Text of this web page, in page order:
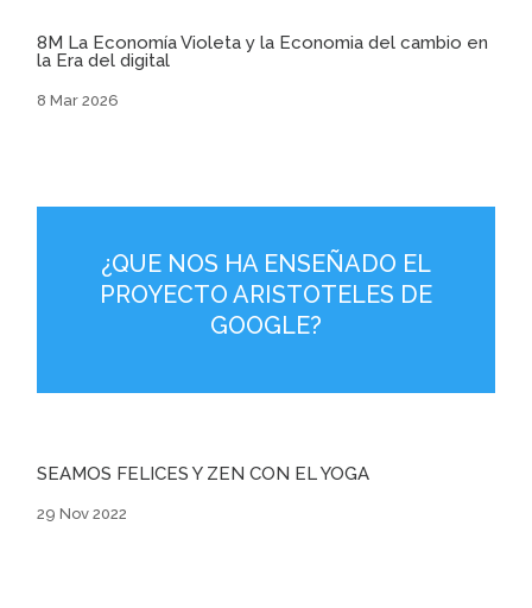
8M La Economía Violeta y la Economia del cambio en
la Era del digital
8 Mar 2026
¿QUE NOS HA ENSEÑADO EL
PROYECTO ARISTOTELES DE
GOOGLE?
SEAMOS FELICES Y ZEN CON EL YOGA
29 Nov 2022